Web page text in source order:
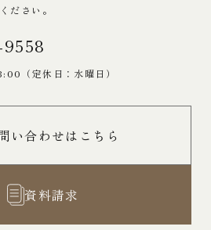
ださい。
（定休日：水曜日）
い合わせはこちら
資料請求